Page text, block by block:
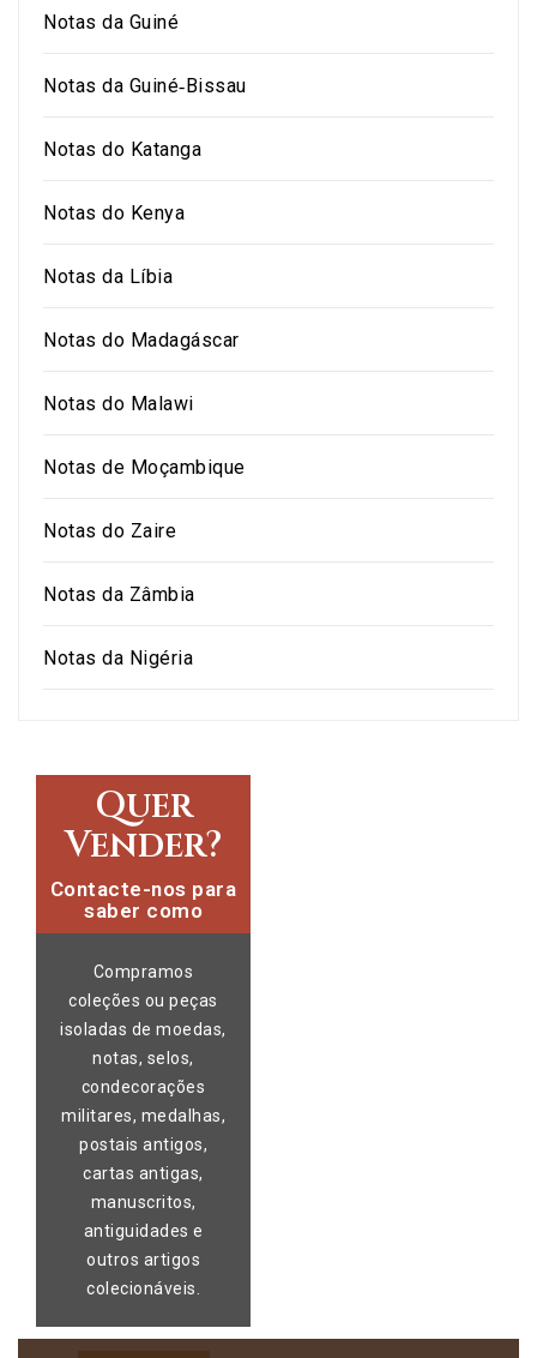
Notas da Guiné
Notas da Guiné‑Bissau
Notas do Katanga
Notas do Kenya
Notas da Líbia
Notas do Madagáscar
Notas do Malawi
Notas de Moçambique
Notas do Zaire
Notas da Zâmbia
Notas da Nigéria
Quer
Vender?
Contacte-nos para
saber como
Compramos
coleções ou peças
isoladas de moedas,
notas, selos,
condecorações
militares, medalhas,
postais antigos,
cartas antigas,
manuscritos,
antiguidades e
outros artigos
colecionáveis.